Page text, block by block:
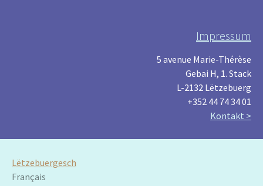
Impressum
5 avenue Marie-Thérèse
Gebai H, 1. Stack
L-2132 Lëtzebuerg
+352 44 74 34 01
Kontakt >
Lëtzebuergesch
Français